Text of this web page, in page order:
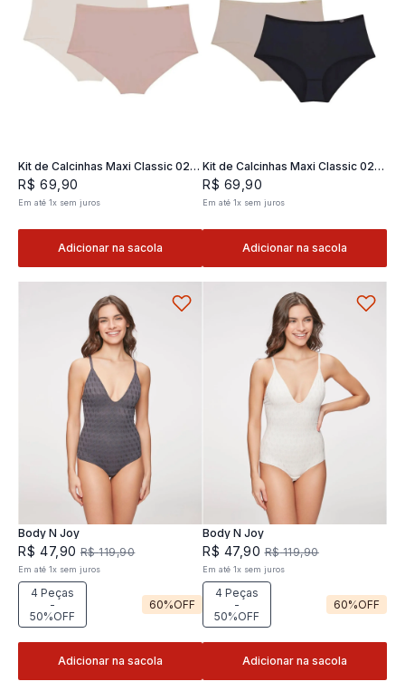
Kit de Calcinhas Maxi Classic 02 -
2 und
R$ 69 90
Em até1x sem juros
Adicionar na sacola
Kit de Calcinhas Maxi Classic 02 -
2 und
R$ 69 ,90
Em até 1x sem juros
Adicionar na sacola
Body N Joy
R$ 47,90 R$ 119,90
Em até1x sem juros
4 Peças
-
50%OFF
60%OFF
Adicionar na sacola
Body N Joy
R$ 47,90 R$ 119,90
Em até 1x sem juros
4 Peças
-
50%OFF
60%OFF
Adicionar na sacola